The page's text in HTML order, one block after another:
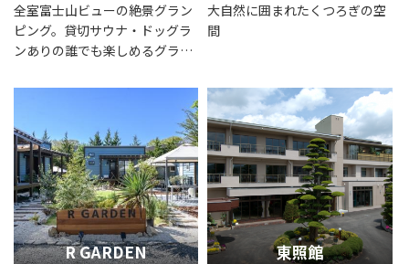
全室富士山ビューの絶景グラン
ピング。貸切サウナ・ドッグラ
ンありの誰でも楽しめるグラン
大自然に囲まれたくつろぎの空
間
R GARDEN 東照館